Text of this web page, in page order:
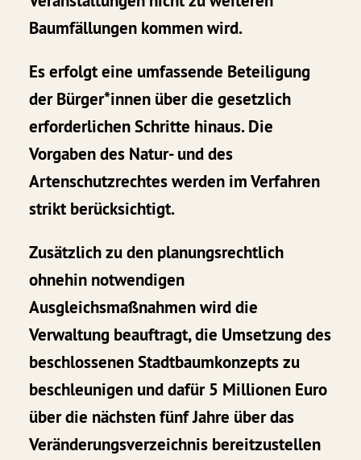
Baumfällungen kommen wird.
Es erfolgt eine umfassende Beteiligung
der Bürger*innen über die gesetzlich
erforderlichen Schritte hinaus. Die
Vorgaben des Natur- und des
Artenschutzrechtes werden im Verfahren
strikt berücksichtigt.
Zusätzlich zu den planungsrechtlich
ohnehin notwendigen
Ausgleichsmaßnahmen wird die
Verwaltung beauftragt, die Umsetzung des
beschlossenen Stadtbaumkonzepts zu
beschleunigen und dafür 5 Millionen Euro
über die nächsten fünf Jahre über das
Veränderungsverzeichnis bereitzustellen